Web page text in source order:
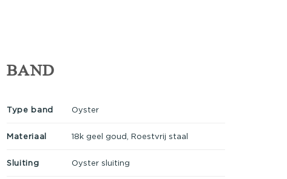
BAND
Type band Oyster
Materiaal 18k geel goud, Roestvrij staal
Sluiting Oyster sluiting